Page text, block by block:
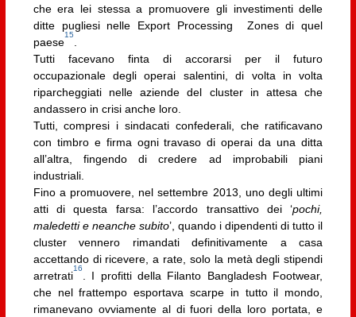
che era lei stessa a promuovere gli investimenti delle
ditte pugliesi nelle Export Processing Zones di quel
paese
15
Tutti facevano finta di accorarsi per il futuro
occupazionale degli operai salentini, di volta in volta
riparcheggiati nelle aziende del cluster in attesa che
andassero in crisi anche loro.
Tutti, compresi i sindacati confederali, che ratificavano
con timbro e firma ogni travaso di operai da una ditta
all’altra, fingendo di credere ad improbabili piani
industriali.
Fino a promuovere, nel settembre 2013, uno degli ultimi
atti di questa farsa: l’accordo transattivo dei ‘pochi,
maledetti e neanche subito’, quando i dipendenti di tutto il
cluster vennero rimandati definitivamente a casa
accettando di ricevere, a rate, solo la metà degli stipendi
arretrati
16
. I profitti della Filanto Bangladesh Footwear,
che nel frattempo esportava scarpe in tutto il mondo,
rimanevano ovviamente al di fuori della loro portata, e